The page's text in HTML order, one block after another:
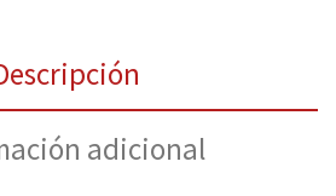
adicional